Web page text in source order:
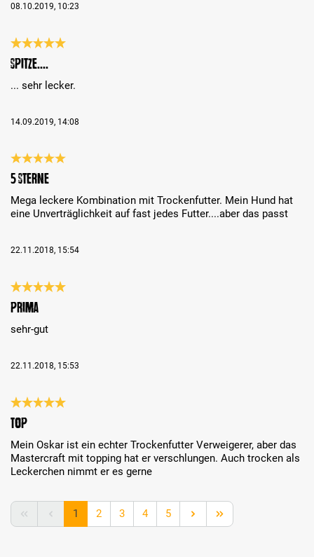
08.10.2019, 10:23
Review with rating of 5 out of 5 stars
Spitze....
... sehr lecker.
14.09.2019, 14:08
Review with rating of 5 out of 5 stars
5 Sterne
Mega leckere Kombination mit Trockenfutter. Mein Hund hat
eine Unverträglichkeit auf fast jedes Futter....aber das passt
22.11.2018, 15:54
Review with rating of 5 out of 5 stars
prima
sehr-gut
22.11.2018, 15:53
Review with rating of 5 out of 5 stars
Top
Mein Oskar ist ein echter Trockenfutter Verweigerer, aber das
Mastercraft mit topping hat er verschlungen. Auch trocken als
Leckerchen nimmt er es gerne
Page
1 Page
2 Page
3 Page
4 Page
5